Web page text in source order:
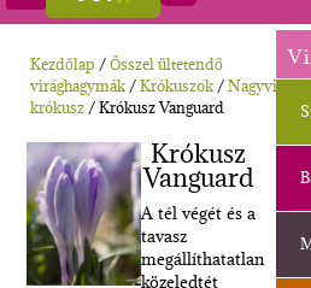
Kezdőlap /Ősszel ültetendő
virághagymák/Krókuszok/Nagyvirágú
krókusz / Krókusz Vanguard
Krókusz
Vanguard
A tél végét és a
tavasz
megállíthatatlan
közeledtét